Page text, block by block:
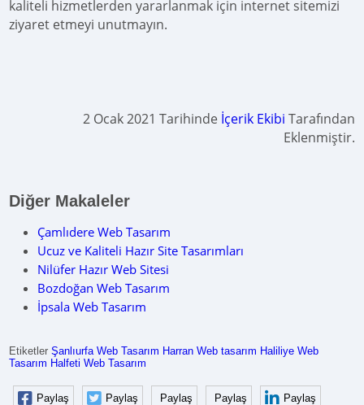
kaliteli hizmetlerden yararlanmak için internet sitemizi
ziyaret etmeyi unutmayın.
2 Ocak 2021 Tarihinde İçerik Ekibi Tarafından
Eklenmiştir.
Diğer Makaleler
Çamlıdere Web Tasarım
Ucuz ve Kaliteli Hazır Site Tasarımları
Nilüfer Hazır Web Sitesi
Bozdoğan Web Tasarım
İpsala Web Tasarım
EtiketlerŞanlıurfa Web Tasarım Harran Web tasarım Haliliye Web
Tasarım Halfeti Web Tasarım
Paylaş Paylaş Paylaş Paylaş Paylaş